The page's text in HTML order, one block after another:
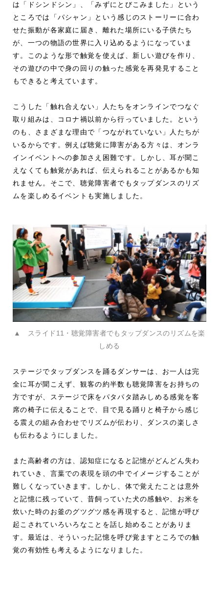
は「ドシンドシン」、「みずにとびこみました」という
ところでは「パシャン」という感じのストーリーに合わ
せた振動が各家庭に届き、離れた場所にいる子供たち
が、一つの物語の世界に入り込めるようになっていま
す。このような形で触覚を使えば、新しい遊びを作り、
その遊びの中で身の回りの触った感覚を再発見すること
もできると考えています。
こうした「触れ合えない」人たちをオンラインでつなぐ
取り組みは、コロナ禍以前から行っていました。という
のも、さまざまな理由で「つながれていない」人たちが
いるからです。例えば聴覚に障害がある方々は、オンラ
インイベントへの参加さえ困難です。しかし、耳が聞こ
えなくても触覚があれば、伝えられることがあるかも知
れません。そこで、聴覚障害者でもタップダンスのリズ
ムを楽しめるイベントも実施しました。
▲ スライド11・聴覚障害者でもタップダンスのリズムを楽
しめる
ステージでタップダンスを踊るダンサーは、お一人は完
全に耳が聞こえず、観客の約半数も聴覚障害をお持ちの
方ですが、ステージで床をパタパタ踏みしめる感覚を客
席の椅子に伝えることで、目で見る踊りと椅子から感じ
る震えの組み合わせでリズムが伝わり、ダンスの楽しさ
も伝わるようにしました。
また高齢者の方は、認知症になると記憶がどんどん失わ
れていき、言葉での表現を頭の中でイメージすることが
難しくなっていきます。しかし、体で覚えたことは意外
と記憶に残っていて、昔飼っていた犬の感触や、お米を
炊いた時のお釜のグツグツ感を再現すると、記憶が呼び
起こされていろいろなことを話し始めることがありま
す。最近は、そういった記憶を呼び覚ますところでの触
覚の有効性も考えるようになりました。